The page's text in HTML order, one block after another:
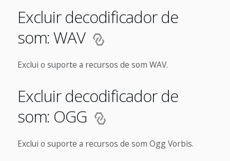
Excluir decodificador de
som: WAV
Exclui o suporte a recursos de som WAV.
Excluir decodificador de
som: OGG
Exclui o suporte a recursos de som Ogg Vorbis.